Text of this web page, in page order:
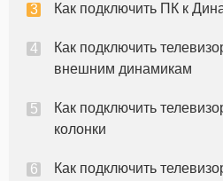
Как подключить ПК к
Как подключить
внешним динамикам
Как подключить
колонки
Как подключить